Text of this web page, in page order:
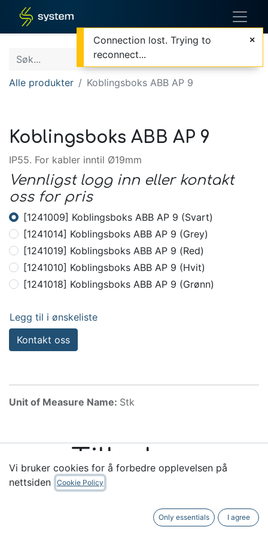
Alle produkter Koblingsboks ABB AP 9
Koblingsboks ABB AP 9
IP55. For kabler inntil Ø19mm
Vennligst logg inn eller kontakt
oss for pris
[1241009] Koblingsboks ABB AP 9 (Svart)
[1241014] Koblingsboks ABB AP 9 (Grey)
[1241019] Koblingsboks ABB AP 9 (Red)
[1241010] Koblingsboks ABB AP 9 (Hvit)
[1241018] Koblingsboks ABB AP 9 (Grønn)
Legg til i ønskeliste
Kontakt oss
Unit of Measure Name: Stk
Tilbehør
Vi bruker cookies for å forbedre opplevelsen på
nettsiden
Cookie Policy
Only essentials I agree
Connection lost. Trying to
reconnect...